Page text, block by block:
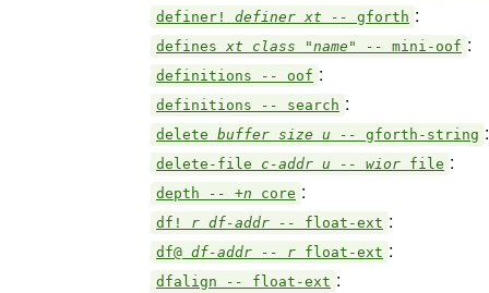
definer! definer xt -- gforth :
defines xt class "name" -- mini-oof :
definitions -- oof :
definitions -- search :
delete buffer size u -- gforth-string :
delete-file c-addr u -- wior file :
depth -- +n core :
df! r df-addr -- float-ext :
df@ df-addr -- r float-ext :
dfalign -- float-ext :